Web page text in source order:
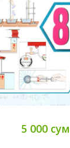
5 000 сум